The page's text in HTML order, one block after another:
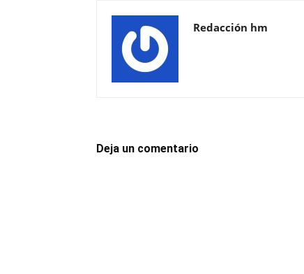
Redacción hm
Deja un comentario